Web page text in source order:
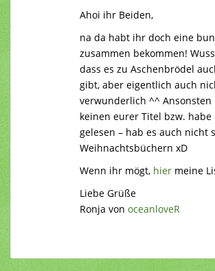
Ahoi ihr Beiden,
na da habt ihr doch eine
zusammen bekommen!
dass es zu Aschenbrödel
gibt, aber eigentlich auch
verwunderlich ^^ Ansonsten
keinen eurer Titel bzw. habe
gelesen – hab es auch nicht
Weihnachtsbüchern xD
Wenn ihr mögt, hier meine
Liebe Grüße
Ronja von oceanloveR